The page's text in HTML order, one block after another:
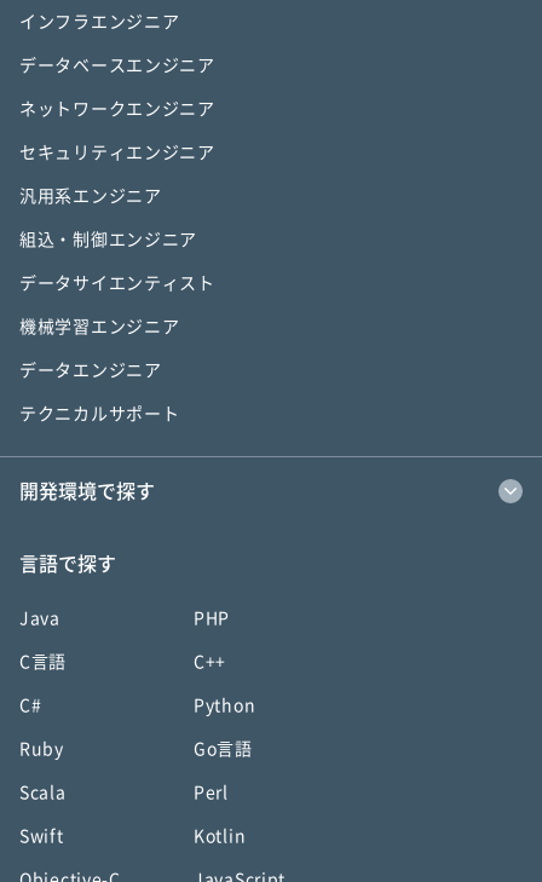
インフラエンジニア
データベースエンジニア
ネットワークエンジニア
セキュリティエンジニア
汎用系エンジニア
組込・制御エンジニア
データサイエンティスト
機械学習エンジニア
データエンジニア
テクニカルサポート
開発環境で探す
言語で探す
Java PHP
C言語 C++
C# Python
Ruby Go言語
Scala Perl
Swift Kotlin